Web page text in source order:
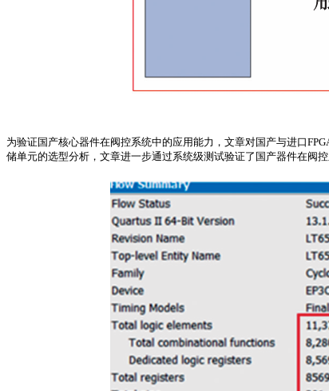
为验证国产核心器件在阀控系统中的应用能力，文章对国产与进口
储单元的选型分析，文章进一步通过系统级测试验证了国产器件在阀控